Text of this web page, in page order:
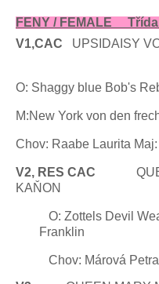
FENY / FEMALE
V1,CAC UPSIDAISY
O: Shaggy blue Bob's
M:New York von den
Chov: Raabe Laurita
V2, RES CAC
KAŇON
O: Zottels Devil
Franklin
Chov: Márová